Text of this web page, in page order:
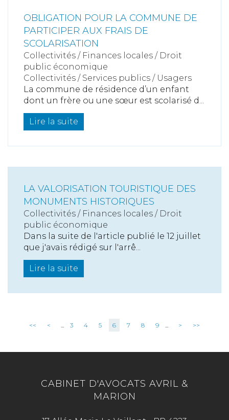
OBLIGATION POUR LA COMMUNE DE
PARTICIPER AUX FRAIS DE
SCOLARISATION
Collectivités / Finances locales / Droit
public économique
Collectivités / Services publics / Usagers
La commune de résidence d’un enfant
dont un frère ou une sœur est scolarisé d...
Lire la suite
LA VALORISATION TOURISTIQUE DES
MONUMENTS HISTORIQUES
Collectivités / Finances locales / Droit
public économique
Dans la suite de l'article publié le 12 juillet
que j'avais rédigé sur l'arrê...
Lire la suite
<< < ... 3 4 5 6 7 8 9 ... > >>
CABINET D'AVOCATS AVRIL &
MARION